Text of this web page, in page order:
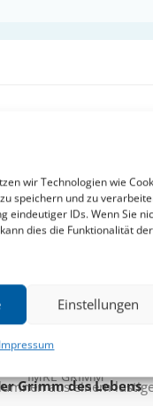
wir Technologien wie
speichern und zu
eindeutiger IDs. Wenn Sie
dies die Funktionalität der
Einstellungen
Impressum
IMRE GRIMM
Grimm des Lebens
aus einem